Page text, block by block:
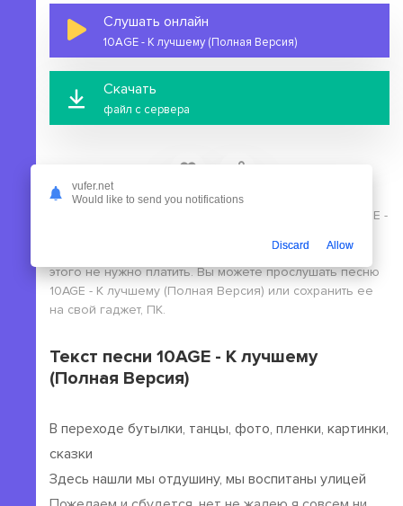
Слушать онлайн
10AGE - К лучшему (Полная Версия)
Скачать
файл с сервера
На этой странице вы можете скачать mp3 песню 10AGE -
выполнения регистрации, в высоком качестве, для
этого не нужно платить. Вы можете прослушать песню
10AGE - К лучшему (Полная Версия) или сохранить ее
на свой гаджет, ПК.
Текст песни 10AGE - К лучшему
(Полная Версия)
В переходе бутылки, танцы, фото, пленки, картинки,
сказки
Здесь нашли мы отдушину, мы воспитаны улицей
vufer.net
Would like to send you notifications
Discard Allow